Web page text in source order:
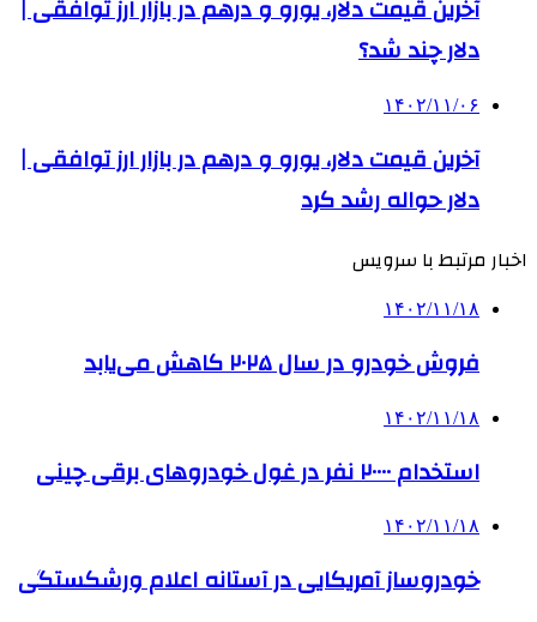
آخرین قیمت دلار، یورو و درهم در بازار ارز توافقی |
دلار چند شد؟
۱۴۰۲/۱۱/۰۶
آخرین قیمت دلار، یورو و درهم در بازار ارز توافقی |
دلار حواله رشد کرد
اخبار مرتبط با سرویس
۱۴۰۲/۱۱/۱۸
فروش خودرو در سال ۲۰۲۵ کاهش می‌یابد
۱۴۰۲/۱۱/۱۸
استخدام ۲۰۰۰۰ نفر در غول خودروهای برقی چینی
۱۴۰۲/۱۱/۱۸
خودروساز آمریکایی در آستانه اعلام ورشکستگی